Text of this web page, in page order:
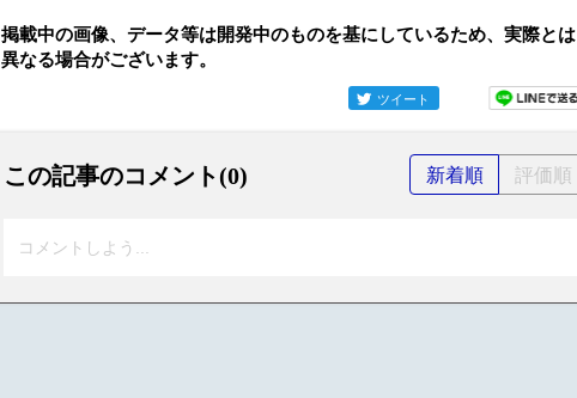
掲載中の画像、データ等は開発中のものを基にしているため、実際とは
異なる場合がございます。
ツイート
この記事のコメント(0) 新着順 評価順
コメントしよう...